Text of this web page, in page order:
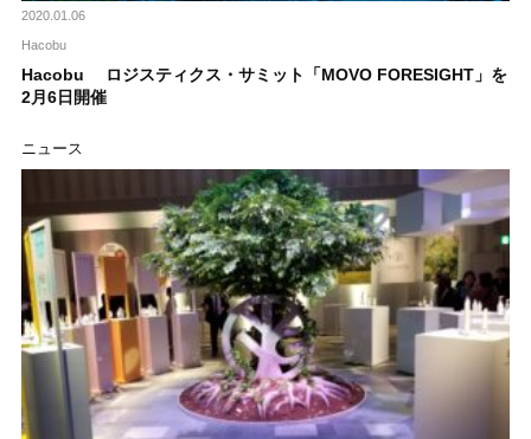
2020.01.06
Hacobu
Hacobu ロジスティクス・サミット「MOVO FORESIGHT」を
2月6日開催
ニュース